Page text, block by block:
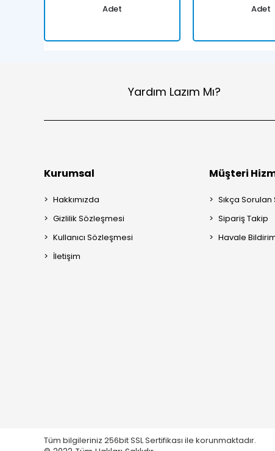
Adet Adet
Yardım Lazım Mı?
Kurumsal
Hakkımızda
Gizlilik Sözleşmesi
Kullanıcı Sözleşmesi
İletişim
Müşteri
Sıkça
Sipariş Takip
Havale
Tüm bilgileriniz 256bit SSL Sertifikası ile korunmaktadır.